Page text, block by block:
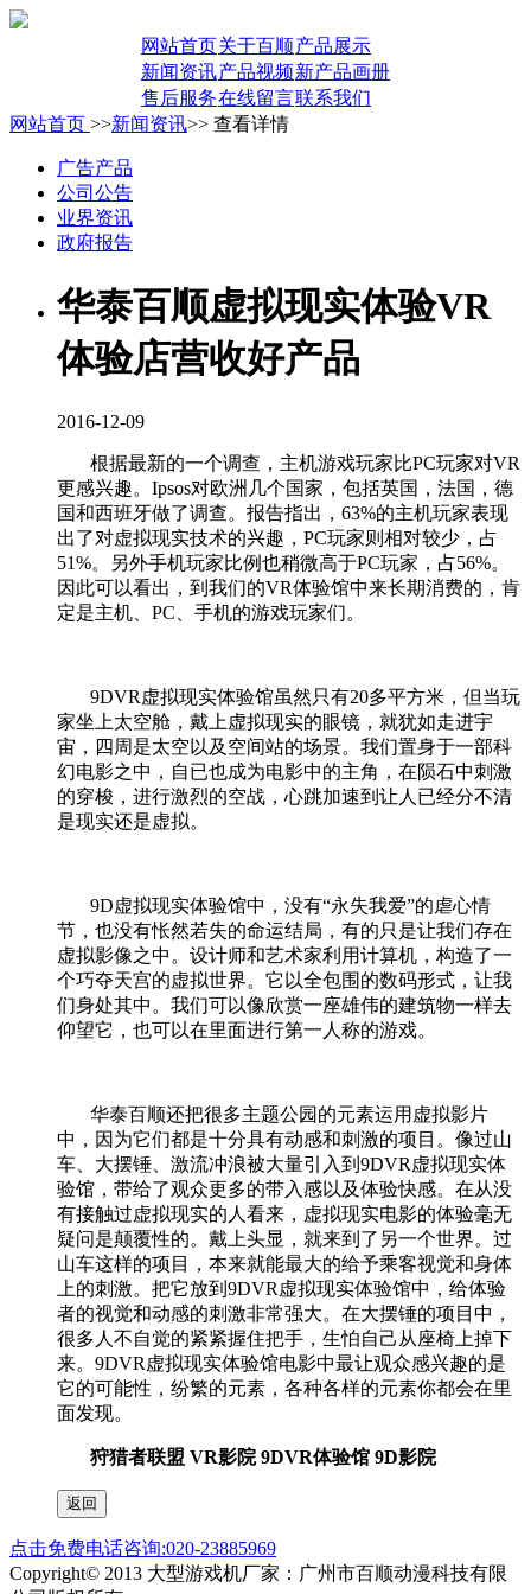
网站首页关于百顺产品展示
新闻资讯产品视频新产品画册
售后服务在线留言联系我们
网站首页 >>新闻资讯>> 查看详情
广告产品
公司公告
业界资讯
政府报告
华泰百顺虚拟现实体验VR
体验店营收好产品
2016-12-09
根据最新的一个调查，主机游戏玩家比PC玩家对VR
更感兴趣。 Ipsos对欧洲几个国家，包括英国，法国，德
国和西班牙做了调查。报告指出， 63%的主机玩家表现
出了对虚拟现实技术的兴趣， PC玩家则相对较少，占
51%。另外手机玩家比例也稍微高于PC玩家，占56%。
因此可以看出，到我们的VR体验馆中来长期消费的，肯
定是主机、 PC 、手机的游戏玩家们。
9DVR 虚拟现实体验馆虽然只有20多平方米，但当玩
家坐上太空舱，戴上虚拟现实的眼镜，就犹如走进宇
宙，四周是太空以及空间站的场景。我们置身于一部科
幻电影之中，自已也成为电影中的主角，在陨石中刺激
的穿梭，进行激烈的空战，心跳加速到让人已经分不清
是现实还是虚拟。
9D虚拟现实体验馆中，没有“永失我爱”的虐心情
节，也没有怅然若失的命运结局，有的只是让我们存在
虚拟影像之中。设计师和艺术家利用计算机，构造了一
个巧夺天宫的虚拟世界。它以全包围的数码形式，让我
们身处其中。我们可以像欣赏一座雄伟的建筑物一样去
仰望它，也可以在里面进行第一人称的游戏。
华泰百顺还把很多主题公园的元素运用虚拟影片
中，因为它们都是十分具有动感和刺激的项目。像过山
车、大摆锤、激流冲浪被大量引入到 9DVR 虚拟现实体
验馆，带给了观众更多的带入感以及体验快感。在从没
有接触过虚拟现实的人看来，虚拟现实电影的体验毫无
疑问是颠覆性的。戴上头显，就来到了另一个世界。过
山车这样的项目，本来就能最大的给予乘客视觉和身体
上的刺激。把它放到 9DVR 虚拟现实体验馆中，给体验
者的视觉和动感的刺激非常强大。在大摆锤的项目中，
很多人不自觉的紧紧握住把手，生怕自己从座椅上掉下
来。 9DVR 虚拟现实体验馆电影中最让观众感兴趣的是
它的可能性，纷繁的元素，各种各样的元素你都会在里
面发现。
狩猎者联盟 VR影院 9DVR体验馆 9D影院
点击免费电话咨询:020-23885969
Copyright© 2013 大型游戏机厂家：广州市百顺动漫科技有限